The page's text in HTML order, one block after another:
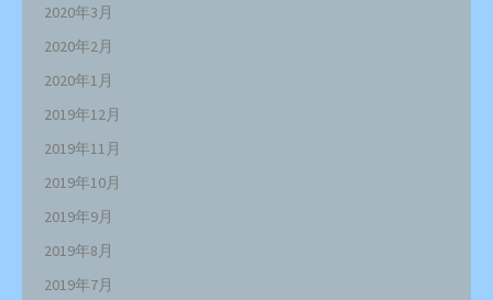
2020年3月
2020年2月
2020年1月
2019年12月
2019年11月
2019年10月
2019年9月
2019年8月
2019年7月